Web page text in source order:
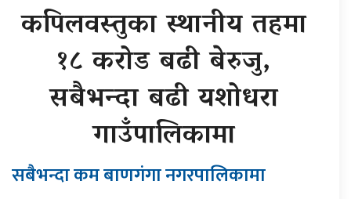
कपिलवस्तुका स्थानीय तहमा
१८ करोड बढी बेरुजु,
सबैभन्दा बढी यशोधरा
गाउँपालिकामा
सबैभन्दा कम बाणगंगा नगरपालिकामा